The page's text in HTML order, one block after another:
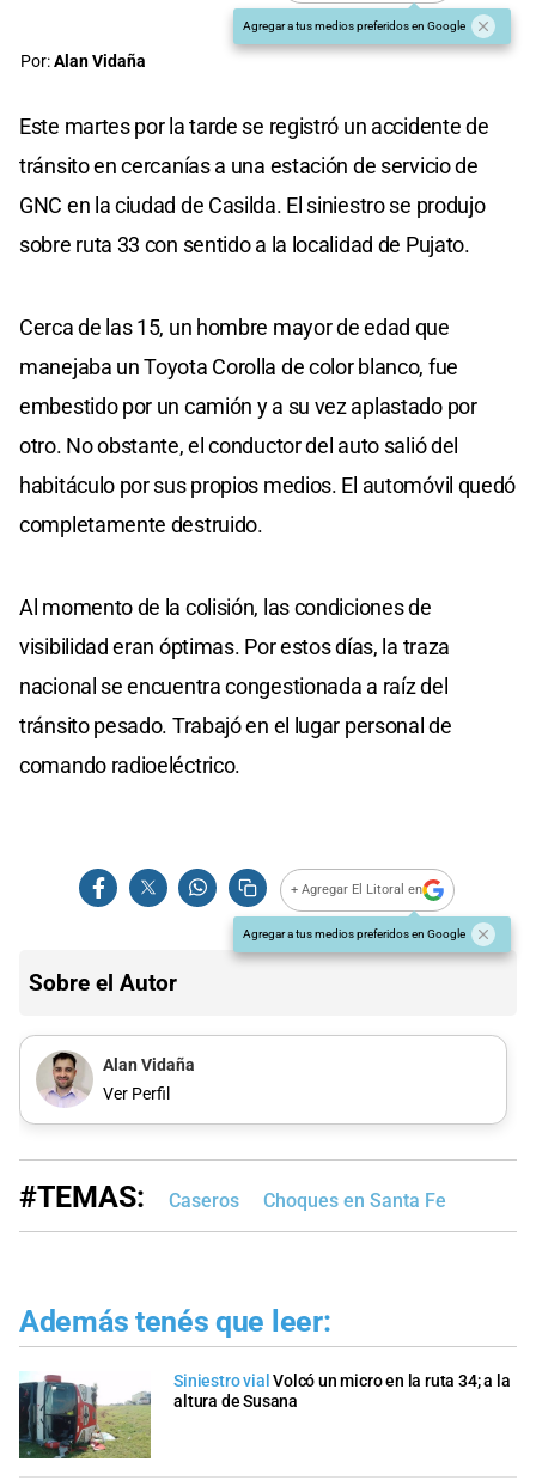
Agregar a tus medios preferidos en Google
Por:Alan Vidaña
Este martes por la tarde se registró un accidente de
tránsito en cercanías a una estación de servicio de
GNC en la ciudad de Casilda. El siniestro se produjo
sobre ruta 33 con sentido a la localidad de Pujato.
Cerca de las 15, un hombre mayor de edad que
manejaba un Toyota Corolla de color blanco, fue
embestido por un camión y a su vez aplastado por
otro. No obstante, el conductor del auto salió del
habitáculo por sus propios medios. El automóvil quedó
completamente destruido.
Al momento de la colisión, las condiciones de
visibilidad eran óptimas. Por estos días, la traza
nacional se encuentra congestionada a raíz del
tránsito pesado. Trabajó en el lugar personal de
comando radioeléctrico.
+ Agregar El Litoral en
Agregar a tus medios preferidos en Google
Sobre el Autor
Alan Vidaña
Ver Perfil
#TEMAS: Caseros Choques en Santa Fe
Además tenés que leer:
Siniestro vial Volcó un micro en la ruta 34; a la
altura de Susana